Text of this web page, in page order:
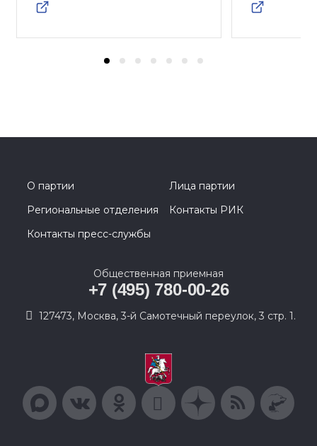
О партии
Лица партии
Региональные отделения
Контакты РИК
Контакты пресс-службы
Общественная приемная
+7 (495) 780-00-26
127473, Москва, 3-й Самотечный переулок, 3 стр. 1.